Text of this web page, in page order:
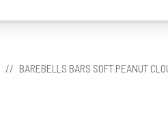
BAREBELLS BARS SOFT PEANUT